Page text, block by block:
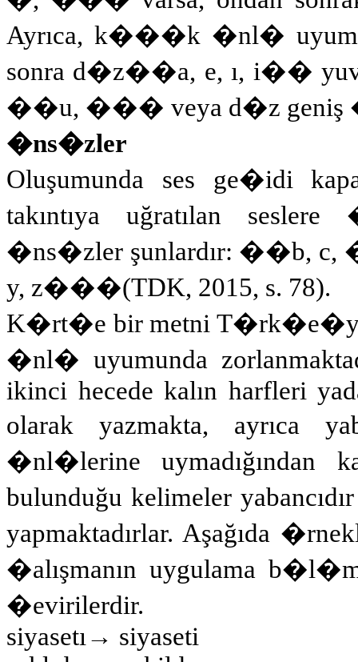
Ayrıca, k���k �nl�
sonra d�z��a, e, ı, i��
��u, ��� veya d�z geniş
�ns�zler
Oluşumunda ses ge�idi
takıntıya uğratılan
�ns�zler şunlardır: ��b, c,
y, z���(TDK, 2015, s. 78).
K�rt�e bir metni
�nl� uyumunda
ikinci hecede kalın harfleri
olarak yazmakta, ayrıca
�nl�lerine
bulunduğu kelimeler
yapmaktadırlar. Aşağıda
�alışmanın uygulama
�evirilerdir.
siyasetı→ siyaseti